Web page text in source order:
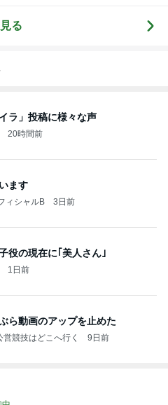
る
ラ」投稿に様々な声
20時間前
ます
ィシャルB 3日前
役の現在に｢美人さん｣
1日前
ら動画のアップを止めた
競技はどこへ行く 9日前